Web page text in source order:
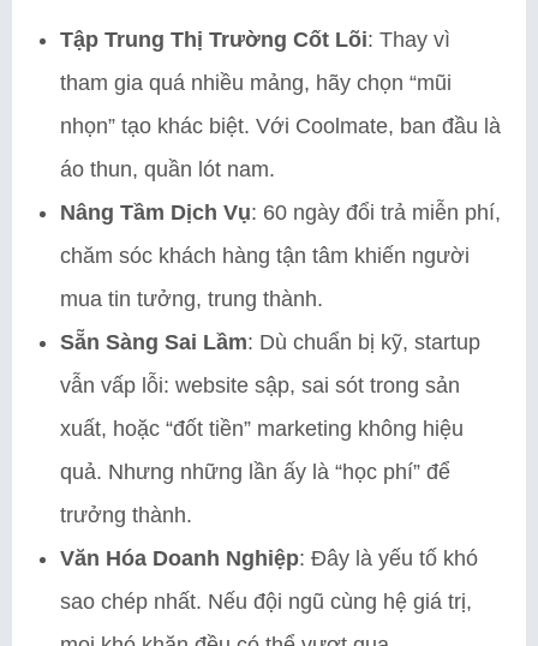
Tập Trung Thị Trường Cốt Lõi: Thay vì
tham gia quá nhiều mảng, hãy chọn “mũi
nhọn” tạo khác biệt. Với Coolmate, ban đầu là
áo thun, quần lót nam.
Nâng Tầm Dịch Vụ: 60 ngày đổi trả miễn phí,
chăm sóc khách hàng tận tâm khiến người
mua tin tưởng, trung thành.
Sẵn Sàng Sai Lầm: Dù chuẩn bị kỹ, startup
vẫn vấp lỗi: website sập, sai sót trong sản
xuất, hoặc “đốt tiền” marketing không hiệu
quả. Nhưng những lần ấy là “học phí” để
trưởng thành.
Văn Hóa Doanh Nghiệp: Đây là yếu tố khó
sao chép nhất. Nếu đội ngũ cùng hệ giá trị,